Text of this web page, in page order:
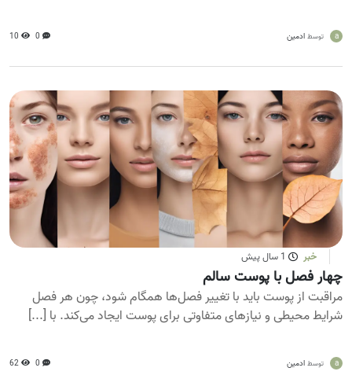
a توسط ادمین 0
10
خبر 1 سال پیش
چهار فصل با پوست سالم
مراقبت از پوست باید با تغییر فصل‌ها همگام شود، چون هر فصل
شرایط محیطی و نیازهای متفاوتی برای پوست ایجاد می‌کند. با [...]
a توسط ادمین 0
62